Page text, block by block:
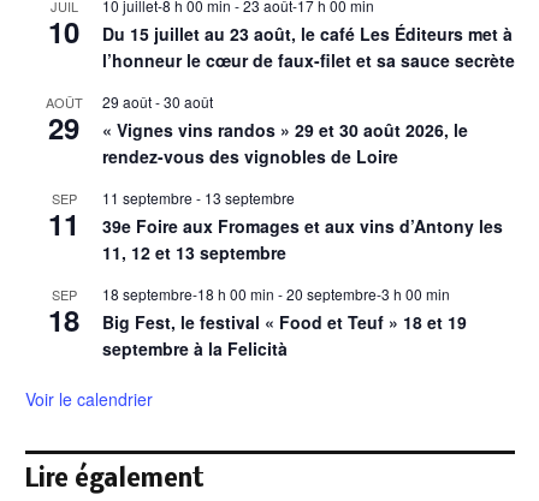
JUIL
10
10 juillet-8 h 00 min -23 août-17 h 00 min
Du 15 juillet au 23 août, le café Les Éditeurs met à
l’honneur le cœur de faux-filet et sa sauce secrète
AOÛT
29
29 août-30 août
« Vignes vins randos » 29 et 30 août 2026, le
rendez-vous des vignobles de Loire
SEP
11
11 septembre - 13 septembre
39e Foire aux Fromages et aux vins d’Antony les
11, 12 et 13 septembre
SEP
18
18 septembre-18 h 00 min -20 septembre-3 h 00 min
Big Fest, le festival « Food et Teuf » 18 et 19
septembre à la Felicità
Voir le calendrier
Lire également